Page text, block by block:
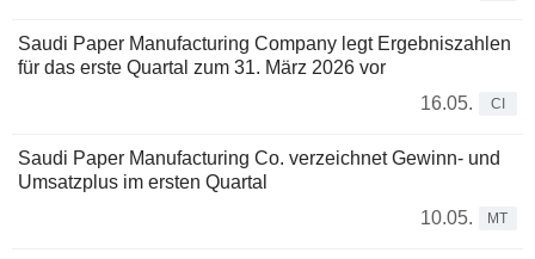
Saudi Paper Manufacturing Company legt Ergebniszahlen
für das erste Quartal zum 31. März 2026 vor
16.05.
CI
Saudi Paper Manufacturing Co. verzeichnet Gewinn- und
Umsatzplus im ersten Quartal
10.05.
MT